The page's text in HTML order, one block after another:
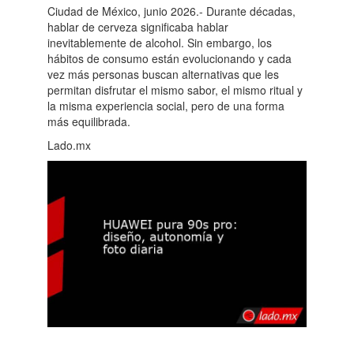
Ciudad de México, junio 2026.- Durante décadas,
hablar de cerveza significaba hablar
inevitablemente de alcohol. Sin embargo, los
hábitos de consumo están evolucionando y cada
vez más personas buscan alternativas que les
permitan disfrutar el mismo sabor, el mismo ritual y
la misma experiencia social, pero de una forma
más equilibrada.
Lado.mx